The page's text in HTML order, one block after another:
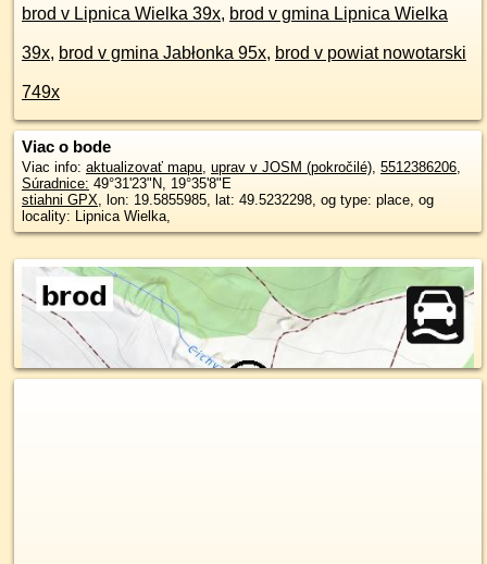
brod v Lipnica Wielka 39x, brod v gmina Lipnica Wielka
39x, brod v gmina Jabłonka 95x, brod v powiat nowotarski
749x
Viac o bode
Viac info: aktualizovať mapu, uprav v JOSM (pokročilé), 5512386206,
Súradnice: 49°31'23"N, 19°35'8"E
stiahni GPX, lon: 19.5855985, lat: 49.5232298, og type: place, og
locality: Lipnica Wielka,